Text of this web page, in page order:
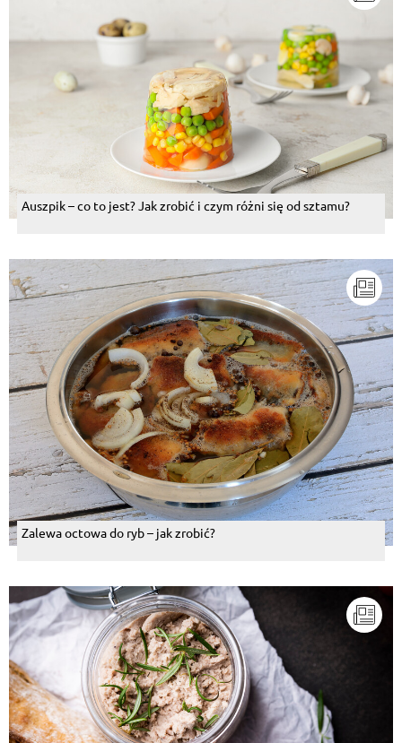
Auszpik – co to jest? Jak zrobić i czym różni się od sztamu?
Zalewa octowa do ryb – jak zrobić?